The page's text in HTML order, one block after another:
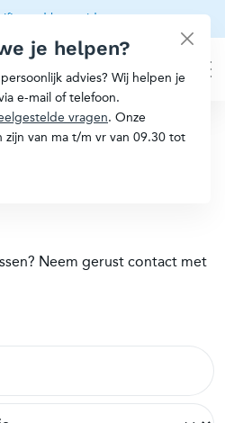
je helpen?
advies? Wij helpen je
e-mail of telefoon.
vragen. Onze
zijn van ma t/m vr van 09.30 tot
berggids
vragen
Neem gerust contact met